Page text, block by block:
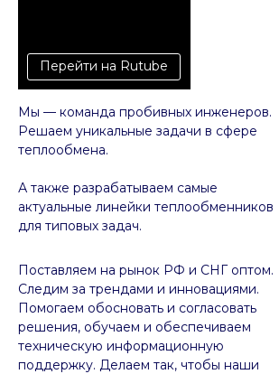
Мы — команда пробивных инженеров.
Решаем уникальные задачи в сфере
теплообмена.
А также разрабатываем самые
актуальные линейки теплообменников
для типовых задач.
Поставляем на рынок РФ и СНГ оптом.
Следим за трендами и инновациями.
Помогаем обосновать и согласовать
решения, обучаем и обеспечиваем
техническую информационную
поддержку. Делаем так, чтобы наши
Перейти на Rutube